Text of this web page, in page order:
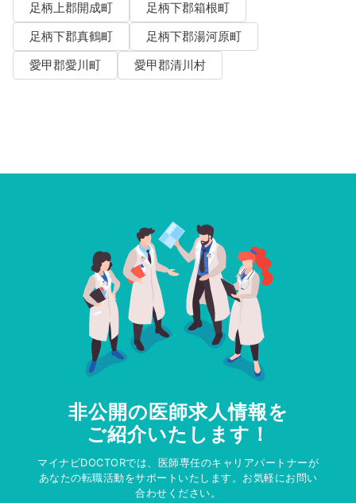
足柄上郡開成町
足柄下郡箱根町
足柄下郡真鶴町
足柄下郡湯河原町
愛甲郡愛川町
愛甲郡清川村
非公開の医師求人情報を
ご紹介いたします！
マイナビDOCTORでは、医師専任のキャリアパートナーが
あなたの転職活動をサポートいたします。お気軽にお問い
合わせください。